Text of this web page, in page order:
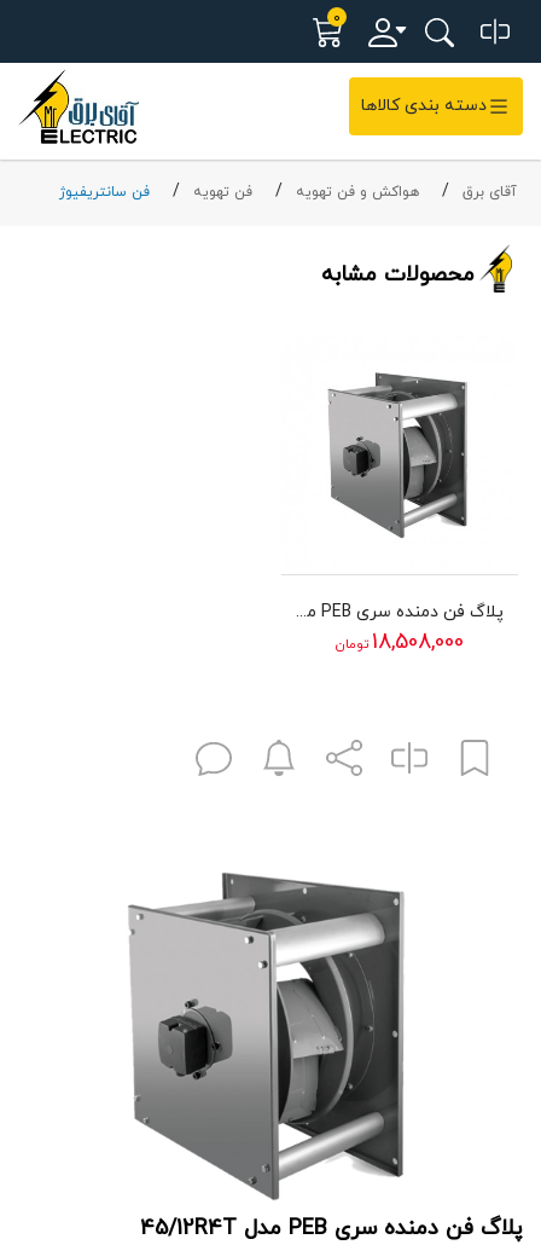
0
دسته بندی کالاها
آقای برق هواکش و فن تهویه فن تهویه فن سانتریفیوژ
محصولات مشابه
پلاگ فن دمنده سری PEB مدل 28/9G2T
18,508,000 تومان
پلاگ فن دمنده سری PEB مدل 45/12R4T